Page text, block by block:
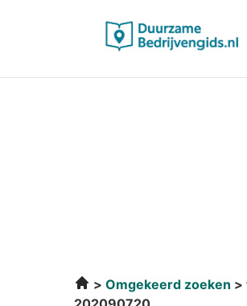
Omgekeerd zoeken